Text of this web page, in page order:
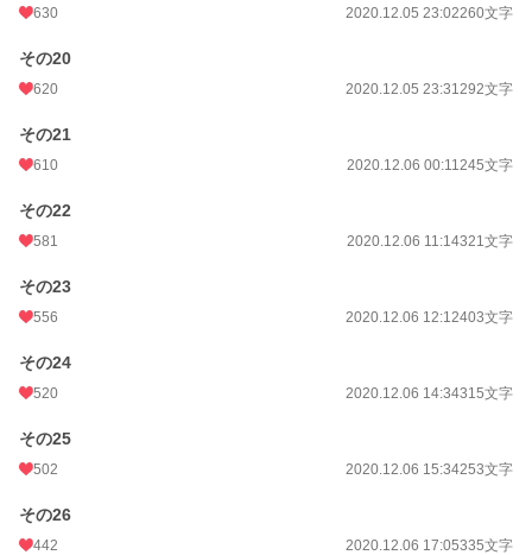
630 2020.12.05 23:02260文字
その20
620 2020.12.05 23:31292文字
その21
610 2020.12.06 00:11245文字
その22
581 2020.12.06 11:14321文字
その23
556 2020.12.06 12:12403文字
その24
520 2020.12.06 14:34315文字
その25
502 2020.12.06 15:34253文字
その26
442 2020.12.06 17:05335文字